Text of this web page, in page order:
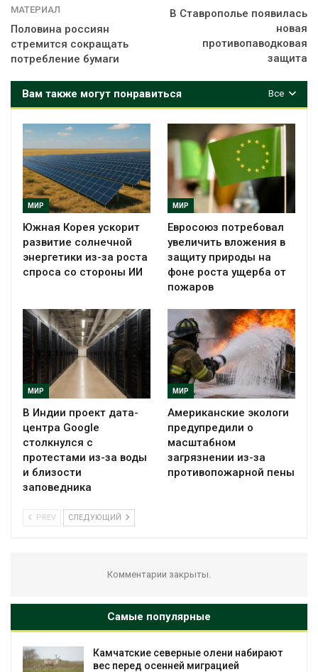
МАТЕРИАЛ
Половина россиян
стремится сокращать
потребление бумаги
В Ставрополье появилась
новая
противопаводковая
защита
Все
Вам также могут понравиться
МИР
Южная Корея ускорит
развитие солнечной
энергетики из-за роста
спроса со стороны ИИ
МИР
Евросоюз потребовал
увеличить вложения в
защиту природы на
фоне роста ущерба от
пожаров
МИР
В Индии проект дата-
центра Google
столкнулся с
протестами из-за воды
и близости
заповедника
МИР
Американские экологи
предупредили о
масштабном
загрязнении из-за
противопожарной пены
PREV СЛЕДУЮЩИЙ
Комментарии закрыты.
Самые популярные
Камчатские северные олени набирают
вес перед осенней миграцией